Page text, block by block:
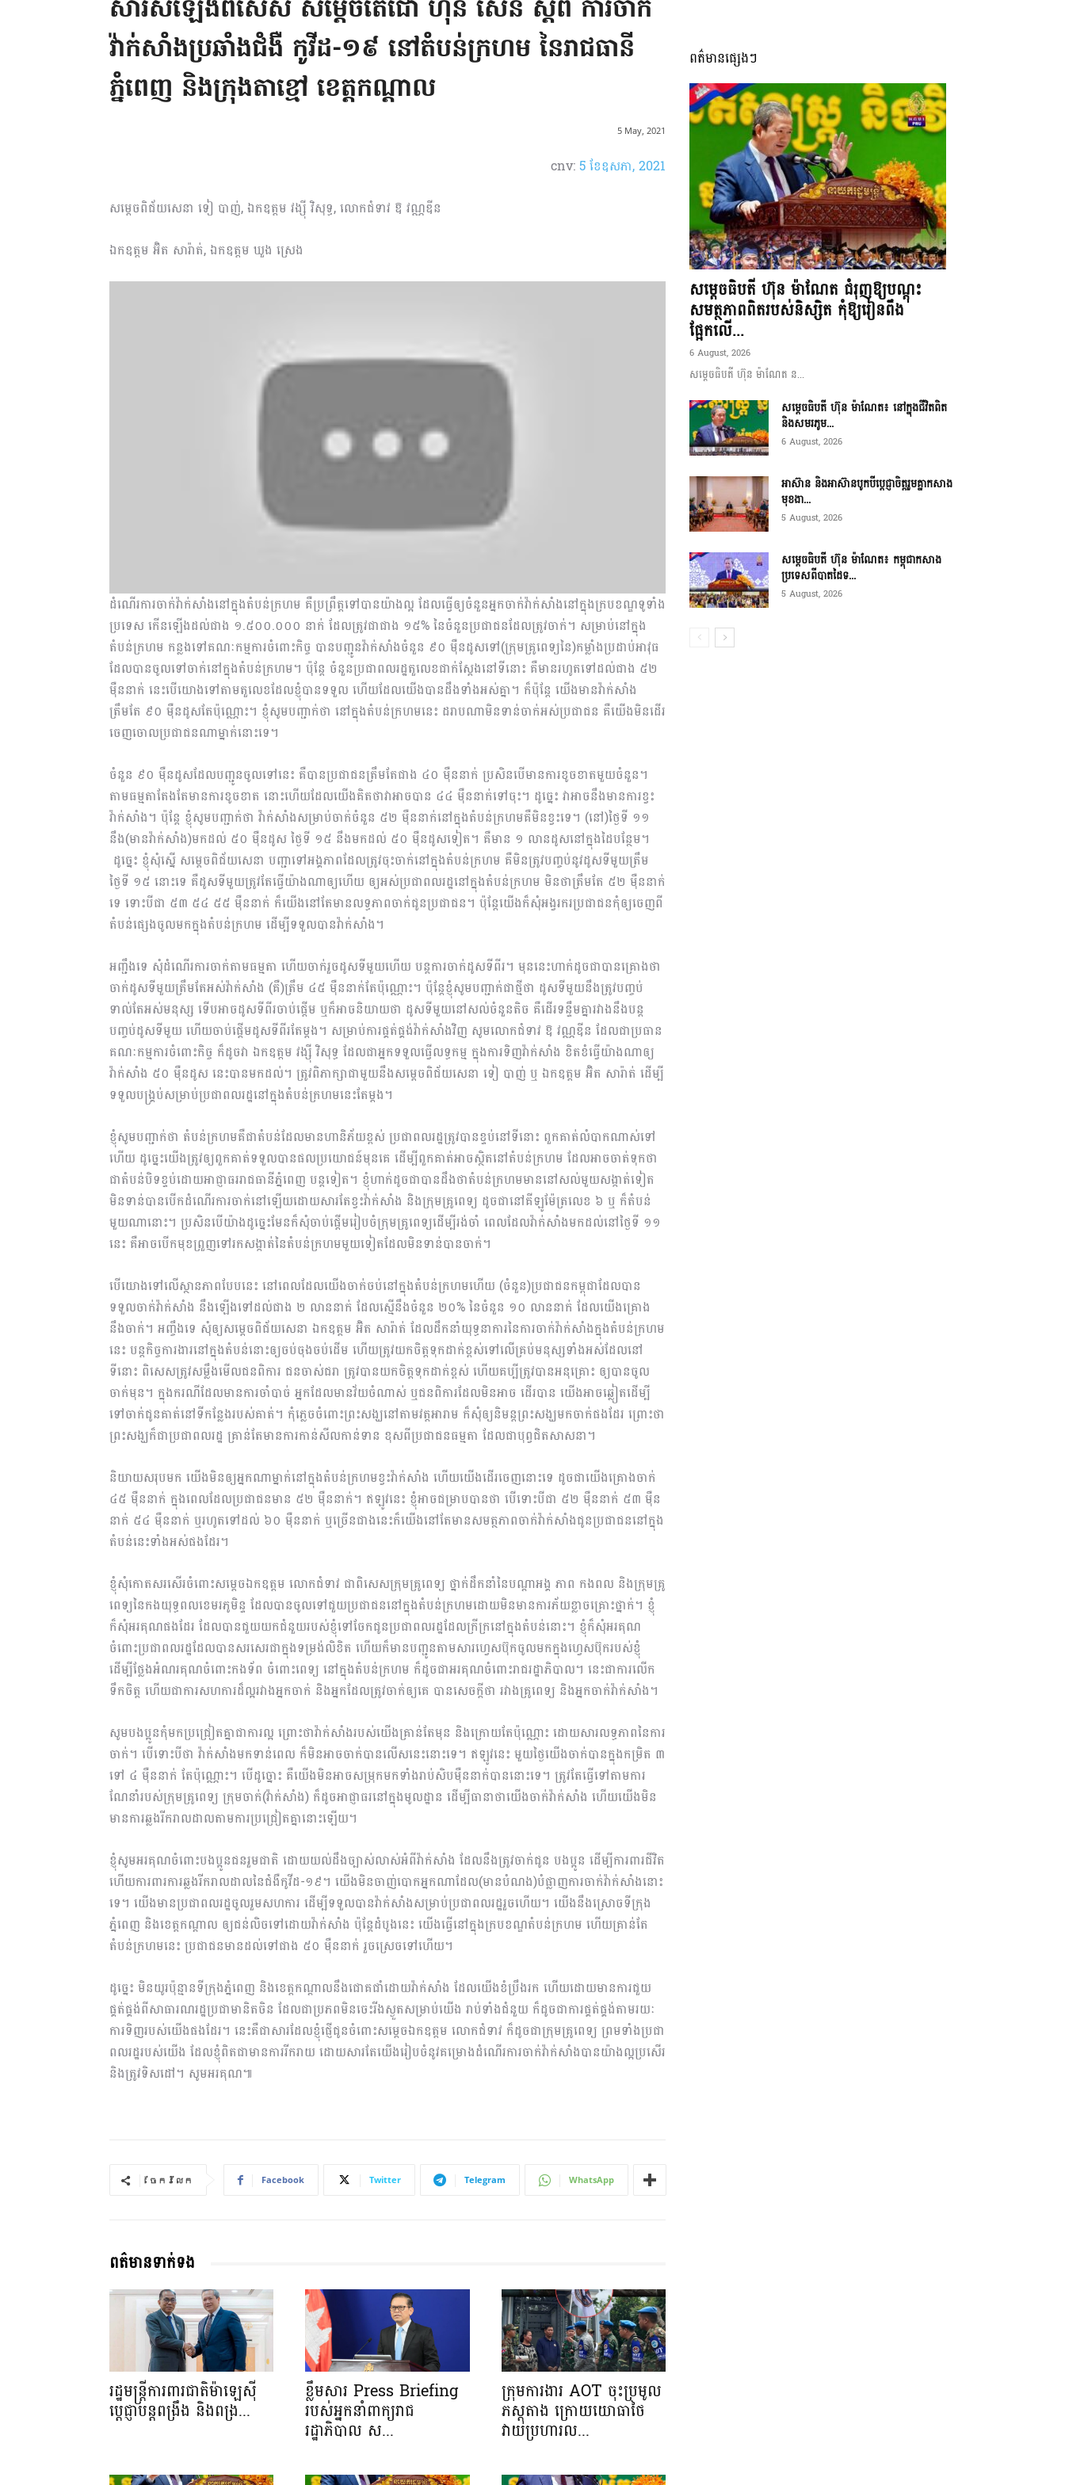
រហ័ស
សារសំឡេងពិសេស សម្តេចតេជោ ហ៊ុន សែន ស្ដីពី ការចាក់
វ៉ាក់សាំងប្រឆាំងជំងឺ កូវីដ-១៩ នៅតំបន់ក្រហម នៃរាជធានី
ភ្នំពេញ និងក្រុងតាខ្មៅ ខេត្តកណ្តាល
5 May, 2021
cnv:5 ខែ​ឧសភា, 2021
សម្តេចពិជ័យសេនា ទៀ បាញ់,​ ឯកឧត្តម វង្ស៊ី វិសុទ្ធ, លោកជំទាវ ឱ វណ្ណឌីន
ឯកឧត្តម​ អ៊ិត សារ៉ាត់, ឯកឧត្តម ឃួង ស្រេង
ដំណើរការចាក់វ៉ាក់សាំងនៅក្នុងតំបន់ក្រហម គឺប្រព្រឹត្តទៅបានយ៉ាងល្អ ដែលធ្វើឲ្យចំនួនអ្នកចាក់វ៉ាក់សាំងនៅក្នុងក្របខណ្ឌទូទាំង
ប្រទេស កើនឡើងដល់ជាង ១.៥០០.០០០ នាក់ ដែលត្រូវជាជាង ១៥% នៃចំ​នួន​ប្រជាជនដែលត្រូវចាក់។ សម្រាប់នៅក្នុង
តំបន់ក្រហម កន្លងទៅគណៈកម្មការចំពោះកិច្ច បានបញ្ជូនវ៉ាក់សាំងចំនួន ៩០ ម៉ឺនដូសទៅ(ក្រុមគ្រូពេទ្យនៃ)កម្លាំងប្រដាប់អាវុធ
ដែលបានចូលទៅចាក់នៅក្នុងតំបន់ក្រហម។ ​ប៉ុន្តែ ចំនួនប្រជាពលរដ្ឋតួលេខជាក់ស្តែងនៅទីនោះ គឺមានរហូតទៅដល់ជាង ៥២
ម៉ឺននាក់ នេះបើយោងទៅតាមតួលេខដែលខ្ញុំបានទទួល ហើយដែលយើងបានដឹងទាំងអស់គ្នា។ ក៏ប៉ុន្តែ យើងមានវ៉ាក់សាំង
ត្រឹមតែ ៩០ ម៉ឺនដូសតែប៉ុណ្ណោះ។ ខ្ញុំសូមបញ្ជាក់ថា នៅក្នុងតំបន់ក្រហមនេះ ដរាបណាមិនទាន់ចាក់អស់ប្រជាជន គឺយើងមិនដើរ
ចេញចោលប្រជាជនណាម្នាក់នោះទេ។
ចំនួន ៩០ ម៉ឺនដូសដែលបញ្ជូនចូលទៅនេះ គឺបានប្រជាជនត្រឹមតែជាង ៤០ ម៉ឺននាក់ ប្រសិនបើមានការខូចខាតមួយចំនួន។
តាមធម្មតាតែងតែមានការខូចខាត នោះហើយដែលយើងគិតថាវាអាចបាន ៤៤ ម៉ឺននាក់ទៅចុះ។ ដូច្នេះ វាអាចនឹងមានការខ្វះ
វ៉ាក់សាំង​។ ប៉ុន្តែ ខ្ញុំសូមបញ្ជាក់ថា វ៉ាក់សាំងសម្រាប់ចាក់ចំនួន ៥២ ម៉ឺននាក់នៅក្នុងតំបន់ក្រហមគឺមិនខ្វះទេ។ (នៅ)ថ្ងៃទី ១១
នឹង(មានវ៉ាក់សាំង)មកដល់ ៥០ ម៉ឺនដូស ថ្ងៃទី ១៥ នឹងមកដល់ ៥០ ម៉ឺនដូសទៀត។ គឺមាន ១ លានដូសនៅក្នុងដៃបន្ថែម។
ដូច្នេះ ខ្ញុំសុំស្នើ សម្ដេចពិជ័យសេនា បញ្ជាទៅអង្គភាពដែលត្រូវចុះចាក់នៅក្នុងតំបន់ក្រហម គឺមិនត្រូវបញ្ចប់នូវដូសទីមួយត្រឹម
ថ្ងៃទី ១៥ នោះទេ គឺដូសទីមួយត្រូវតែធ្វើយ៉ាងណាឲ្យហើយ ឲ្យអស់ប្រជាពលរដ្ឋនៅក្នុងតំបន់ក្រហម មិនថាត្រឹមតែ ៥២ ម៉ឺននាក់
ទេ ទោះបីជា ៥៣​ ៥៤ ៥៥ ម៉ឺននាក់ ក៏យើងនៅតែមានលទ្ធភាពចាក់ជូនប្រជាជន។ ប៉ុន្តែយើងក៏សុំអង្វរករប្រជាជនកុំឲ្យចេញពី
តំបន់ផ្សេងចូលមកក្នុងតំបន់ក្រហម ដើម្បីទទួលបានវ៉ាក់សាំង។
អញ្ជឹងទេ សុំដំណើរការចាក់តាមធម្មតា ហើយចាក់រួចដូសទីមួយហើយ បន្តការចាក់ដូសទីពីរ។ មុននេះហាក់ដូចជាបានគ្រោងថា
ចាក់ដូសទីមួយត្រឹមតែអស់វ៉ាក់សាំង (គឺ)ត្រឹម ៤៥ ម៉ឺននាក់តែប៉ុណ្ណោះ។ ប៉ុន្តែខ្ញុំសូមបញ្ជាក់ជាថ្មីថា ដូសទីមួយនឹងត្រូវបញ្ចប់
ទាល់តែអស់មនុស្ស ទើបអាចដូសទីពីរចាប់ផ្តើម ឬក៏អាចនិយាយថា ដូសទីមួយនៅសល់ចំនួនតិច គឺដើរទន្ទឹមគ្នារវាងនឹងបន្ត
បញ្ចប់ដូសទីមួយ ហើយចាប់ផ្តើមដូស​ទីពីរតែម្តង។​​ សម្រាប់ការផ្គត់ផ្គង់វ៉ាក់សាំងវិញ សូមលោកជំទាវ​ ឱ វណ្ណឌីន ដែលជាប្រធាន
គណៈកម្មការចំពោះកិច្ច ក៏ដូចវា ឯកឧត្តម វង្ស៊ី វិសុទ្ធ ដែលជាអ្នកទទួលធ្វើលទ្ធកម្ម ក្នុងការទិញវ៉ាក់សាំង ខិតខំធ្វើយ៉ាងណាឲ្យ
វ៉ាក់សាំង ៥០ ម៉ឺនដូស នេះបានមកដល់។ ត្រូវពិភាក្សាជាមួយនឹងសម្តេចពិជ័យសេនា ទៀ បាញ់ ឬ ឯកឧត្តម​ អ៊ិត​ សារ៉ាត់ ដើម្បី
ទទួលបង្គ្រប់សម្រាប់ប្រជាពលរដ្ឋនៅក្នុងតំបន់ក្រហមនេះតែម្តង។
ខ្ញុំសូមបញ្ជាក់ថា តំបន់ក្រហមគឺជាតំបន់ដែលមានហានិភ័យខ្ពស់ ប្រជាពលរដ្ឋត្រូវបានខ្ទប់នៅទីនោះ ពួកគាត់លំបាកណាស់ទៅ
ហើយ ដូច្នេះយើងត្រូវឲ្យពួកគាត់ទទួលបានផលប្រយោជន៍មុនគេ ដើម្បីពួកគាត់អាចស្ថិតនៅតំបន់ក្រហម​ ដែលអាចចាត់ទុកថា
ជាតំបន់បិទខ្ទប់ដោយអាជ្ញាធររាជធានីភ្នំពេញ បន្តទៀត។ ខ្ញុំហាក់ដូចជាបានដឹងថាតំបន់ក្រហមមាននៅសល់មួយសង្កាត់ទៀត
មិនទាន់បានបើកដំណើរការចាក់នៅឡើយដោយសារតែខ្វះវ៉ាក់សាំង និងក្រុមគ្រូពេទ្យ ដូចជានៅគីឡូម៉ែត្រលេខ ៦ ឬ​ ក៏តំបន់
មួយណានោះ។ ប្រសិនបើយ៉ាងដូច្នេះមែនក៏សុំចាប់ផ្តើមរៀបចំក្រុមគ្រូពេទ្យដើម្បីរង់ចាំ ពេលដែលវ៉ាក់សាំងមកដល់នៅថ្ងៃទី ១១
នេះ គឺអាចបើកមុខព្រួញទៅរកសង្កាត់នៃតំបន់ក្រហមមួយទៀតដែលមិនទាន់បានចាក់។
បើយោងទៅលើស្ថានភាពបែបនេះ នៅពេលដែលយើងចាក់ចប់នៅក្នុងតំបន់ក្រហមហើយ (ចំនួន)ប្រជាជនកម្ពុជាដែលបាន
ទទួលចាក់វ៉ាក់សាំង នឹងឡើងទៅដល់ជាង ២ លាននាក់ ដែលស្មើនឹងចំនួន ២០% នៃចំនួន ១០ លាននាក់ ដែលយើងគ្រោង
នឹងចាក់។ អញ្ចឹងទេ សុំឲ្យសម្តេចពិជ័យសេនា ឯកឧត្តម អ៊ិត សារ៉ាត់ ដែលដឹកនាំយុទ្ធនាការនៃការចាក់វ៉ាក់សាំងក្នុងតំបន់ក្រហម
នេះ បន្តកិច្ចការងារនៅក្នុងតំបន់នោះឲ្យចប់ចុងចប់ដើម ហើយត្រូវយកចិត្តទុកដាក់ខ្ពស់ទៅលើគ្រប់មនុស្សទាំងអស់ដែលនៅ
ទីនោះ ពិសេសត្រូវសម្លឹងមើលជនពិការ ជនចាស់ជរា ត្រូវបានយកចិត្តទុកដាក់ខ្ពស់ ហើយគប្បីត្រូវបានអនុគ្រោះ ឲ្យបានចូល
ចាក់មុន។ ក្នុងករណីដែលមានការចាំបាច់ អ្នកដែលមានវ័យចំណាស់ ឬជនពិការដែលមិនអាច ដើរបាន យើងអាចឆ្លៀតដើម្បី
ទៅចាក់ជូនគាត់នៅទីកន្លែងរបស់គាត់។ កុំភ្លេចចំពោះព្រះសង្ឃនៅតាមវត្តអារាម ក៏សុំឲ្យនិមន្តព្រះសង្ឃមកចាក់ផងដែរ ព្រោះថា
ព្រះសង្ឃក៏ជាប្រជាពលរដ្ឋ គ្រាន់តែមានការកាន់សីល​កាន់ទាន ខុសពីប្រជាជនធម្មតា ដែលជាបុព្វជិតសាសនា។
និយាយសរុបមក យើងមិនឲ្យអ្នកណាម្នាក់នៅក្នុងតំបន់ក្រហមខ្វះវ៉ាក់សាំង ហើយយើងដើរចេញនោះទេ ដូចជាយើងគ្រោងចាក់
៤៥ ម៉ឺននាក់ ក្នុងពេលដែលប្រជាជនមាន ៥២ ម៉ឺននាក់។ ឥឡូវនេះ ខ្ញុំអាចជម្រាបបានថា បើទោះបីជា ៥២ ម៉ឺននាក់ ៥៣ ម៉ឺន
នាក់ ៥៤ ម៉ឺននាក់ ឬរហូតទៅដល់ ៦០ ម៉ឺននាក់ ឬច្រើនជាងនេះក៏យើងនៅតែមានសមត្ថភាពចាក់វ៉ាក់សាំងជូនប្រជាជននៅក្នុង
តំបន់នេះទាំងអស់ផងដែរ។
ខ្ញុំសុំកោតសរសើរចំពោះសម្តេចឯកឧត្តម លោកជំទាវ ជាពិសេសក្រុមគ្រូពេទ្យ ថ្នាក់ដឹកនាំនៃបណ្តាអង្គ ភាព កងពល និងក្រុមគ្រូ
ពេទ្យនៃកងយុទ្ធពលខេមរភូមិន្ទ ដែលបានចូលទៅជួយប្រជាជននៅក្នុងតំបន់ក្រហមដោយមិនមានការភ័យខ្លាចគ្រោះថ្នាក់។ ខ្ញុំ
ក៏សុំអរគុណផងដែរ ដែលបានជួយយកជំនួយរបស់ខ្ញុំទៅចែកជូនប្រជាពលរដ្ឋដែលក្រីក្រនៅក្នុងតំបន់នោះ។ ខ្ញុំក៏សុំអរគុណ
ចំពោះប្រជាពលរដ្ឋដែលបានសរសេរជាក្នុងទម្រង់លិខិត ហើយក៏មានបញ្ជូនតាមសារហ្វេសប៊ុកចូលមកក្នុងហ្វេសប៊ុករបស់ខ្ញុំ
ដើម្បីថ្លែងអំណរគុណចំពោះកងទ័ព ចំពោះពេទ្យ នៅក្នុងតំបន់ក្រហម ក៏ដូចជាអរគុណចំពោះរាជរដ្ឋាភិបាល។ នេះជាការលើក
ទឹកចិត្ត ហើយជាការសហការដ៏ល្អរវាងអ្នកចាក់ និងអ្នកដែលត្រូវចាក់ឲ្យគេ បានសេចក្តីថា រវាងគ្រូពេទ្យ និងអ្នកចាក់វ៉ាក់សាំង។
សូមបងប្អូនកុំមកប្រជ្រៀតគ្នាជាការល្អ ព្រោះថាវ៉ាក់សាំងរបស់យើងគ្រាន់តែមុន និងក្រោយតែប៉ុណ្ណោះ ដោយសារលទ្ធភាពនៃការ
ចាក់។ បើទោះបីថា វ៉ាក់សាំងមកទាន់ពេល ក៏មិនអាចចាក់បានលើសនេះនោះទេ។ ឥឡូវនេះ មួយថ្ងៃយើងចាក់បានក្នុងកម្រិត ៣
ទៅ ៤ ម៉ឺននាក់ តែប៉ុណ្ណោះ។​ បើដូច្នោះ គឺយើងមិនអាចសម្រុកមកទាំងរាប់សិបម៉ឺននាក់បាននោះទេ​។ ត្រូវតែធ្វើទៅតាមការ
ណែនាំរបស់ក្រុមគ្រូពេទ្យ ក្រុមចាក់(វ៉ាក់សាំង) ក៏ដូចអាជ្ញាធរនៅក្នុងមូលដ្ឋាន ដើម្បីធានាថាយើងចាក់វ៉ាក់សាំង ហើយយើងមិន
មានការឆ្លងរីករាលដាលតាមការប្រជ្រៀតគ្នានោះឡើយ។
ខ្ញុំសូមអរគុណចំពោះបងប្អូនជនរួមជាតិ ដោយយល់ដឹងច្បាស់លាស់អំពីវ៉ាក់សាំង ដែលនឹងត្រូវចាក់ជូន បងប្អូន ដើម្បីការពារជីវិត
ហើយការពារការឆ្លងរីករាលដាលនៃជំងឺកូវីដ-១៩។ យើងមិនចាញ់បោកអ្នកណាដែល(មានបំណង)បំផ្លាញការចាក់វ៉ាក់សាំងនោះ
ទេ។ យើងមានប្រជាពលរដ្ឋចូលរួមសហការ ដើម្បីទទួលបានវ៉ាក់សាំងសម្រាប់ប្រជាពលរដ្ឋរួចហើយ។ យើងនឹងស្រោចទីក្រុង
ភ្នំពេញ និងខេត្តកណ្តាល ឲ្យជន់លិចទៅដោយវ៉ាក់សាំង ប៉ុន្តែដំបូងនេះ យើងធ្វើនៅក្នុងក្របខណ្ឌតំបន់ក្រហម ហើយគ្រាន់តែ
តំបន់ក្រហមនេះ ប្រជាជនមានដល់ទៅជាង ៥០ ម៉ឺននាក់ រួចស្រេចទៅហើយ។
ដូច្នេះ មិនយូរប៉ុន្មានទីក្រុងភ្នំពេញ និងខេត្តកណ្តាលនឹងជោគជាំដោយវ៉ាក់សាំង ដែលយើងខំប្រឹងរក ហើយដោយមានការជួយ
ផ្គត់ផ្គង់ពីសាធារណរដ្ឋប្រជាមានិតចិន ដែលជាប្រភពមិនចេះរីងស្ងួតសម្រាប់យើង រាប់ទាំងជំនួយ ក៏ដូចជាការផ្គត់ផ្គង់តាមរយៈ
ការទិញរបស់យើងផងដែរ។ នេះគឺជាសារដែលខ្ញុំផ្ញើជូនចំពោះសម្តេចឯកឧត្តម លោកជំទាវ ក៏ដូចជាក្រុមគ្រូពេទ្យ ព្រមទាំងប្រជា
ពលរដ្ឋរបស់យើង ដែលខ្ញុំពិតជាមានការរីករាយ ដោយសារតែយើងរៀបចំនូវគម្រោងដំណើរការចាក់វ៉ាក់សាំងបានយ៉ាងល្អប្រសើរ
និងត្រូវទិសដៅ។ សូមអរគុណ៕
ចែករំលែក Facebook Twitter Telegram WhatsApp
ពត៌មានទាក់ទង
រដ្ឋមន្ត្រីការពារជាតិម៉ាឡេស៊ី
ប្ដេជ្ញាបន្តពង្រឹង និងពង្រ...
ខ្លឹមសារ Press Briefing
របស់អ្នកនាំពាក្យរាជ
រដ្ឋាភិបាល ស...
ក្រុមការងារ AOT ចុះប្រមូល
ភស្តុតាង ក្រោយយោធាថៃ
វាយប្រហារល...
ពត៌មានផ្សេងៗ
សម្តេចធិបតី ហ៊ុន ម៉ាណែត ជំរុញឱ្យបណ្តុះ
សមត្ថភាពពិតរបស់និស្សិត កុំឱ្យរៀនពឹង
ផ្អែកលើ...
6 August, 2026
សម្តេចធិបតី ហ៊ុន ម៉ាណែត ន...
សម្តេចធិបតី ហ៊ុន ម៉ាណែត៖ នៅក្នុងជីវិតពិត
និងសមរភូម...
6 August, 2026
អាស៊ាន និងអាស៊ានបូកបីប្តេជ្ញាចិត្តរួមគ្នាកសាង
មុខងា...
5 August, 2026
សម្ដេចធិបតី ហ៊ុន ម៉ាណែត៖ កម្ពុជាកសាង
ប្រទេសពីបាតដៃទ...
5 August, 2026